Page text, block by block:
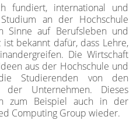
fundiert, international und
an der Hochschule
Sinne auf Berufsleben und
bekannt dafür, dass Lehre,
Die Wirtschaft
aus der Hochschule und
Studierenden von den
der Unternehmen. Dieses
zum Beispiel auch in der
Computing Group wieder.